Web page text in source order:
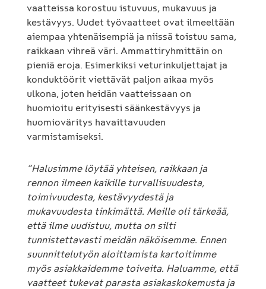
vaatteissa korostuu istuvuus, mukavuus ja
kestävyys. Uudet työvaatteet ovat ilmeeltään
aiempaa yhtenäisempiä ja niissä toistuu sama,
raikkaan vihreä väri. Ammattiryhmittäin on
pieniä eroja. Esimerkiksi veturinkuljettajat ja
konduktöörit viettävät paljon aikaa myös
ulkona, joten heidän vaatteissaan on
huomioitu erityisesti säänkestävyys ja
huomioväritys havaittavuuden
varmistamiseksi.
”Halusimme löytää yhteisen, raikkaan ja
rennon ilmeen kaikille turvallisuudesta,
toimivuudesta, kestävyydestä ja
mukavuudesta tinkimättä. Meille oli tärkeää,
että ilme uudistuu, mutta on silti
tunnistettavasti meidän näköisemme. Ennen
suunnittelutyön aloittamista kartoitimme
myös asiakkaidemme toiveita. Haluamme, että
vaatteet tukevat parasta asiakaskokemusta ja